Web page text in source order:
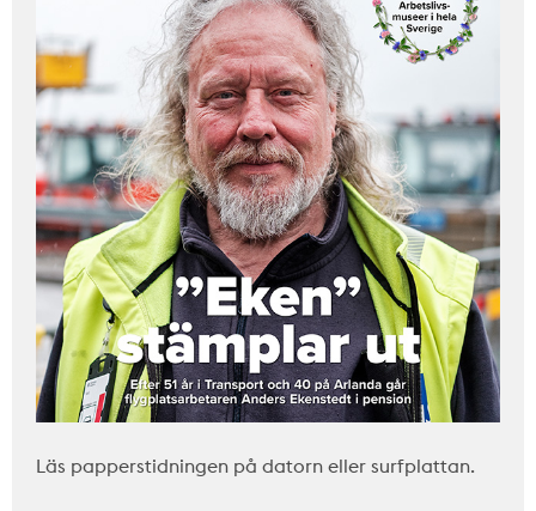
Läs papperstidningen på datorn eller surfplattan.